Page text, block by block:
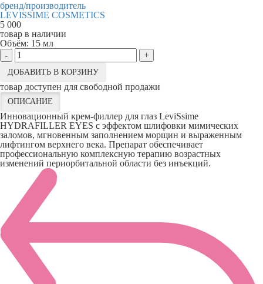
бренд/производитель
LEVISSIME COSMETICS
5 000
товар в наличии
Объём: 15 мл
-
+
ДОБАВИТЬ В КОРЗИНУ
товар доступен для свободной продажи
ОПИСАНИЕ
Инновационный крем-филлер для глаз LeviSsime
HYDRAFILLER EYES с эффектом шлифовки мимических
заломов, мгновенным заполнением морщин и выраженным
лифтингом верхнего века. Препарат обеспечивает
профессиональную комплексную терапию возрастных
изменений периорбитальной области без инъекций.